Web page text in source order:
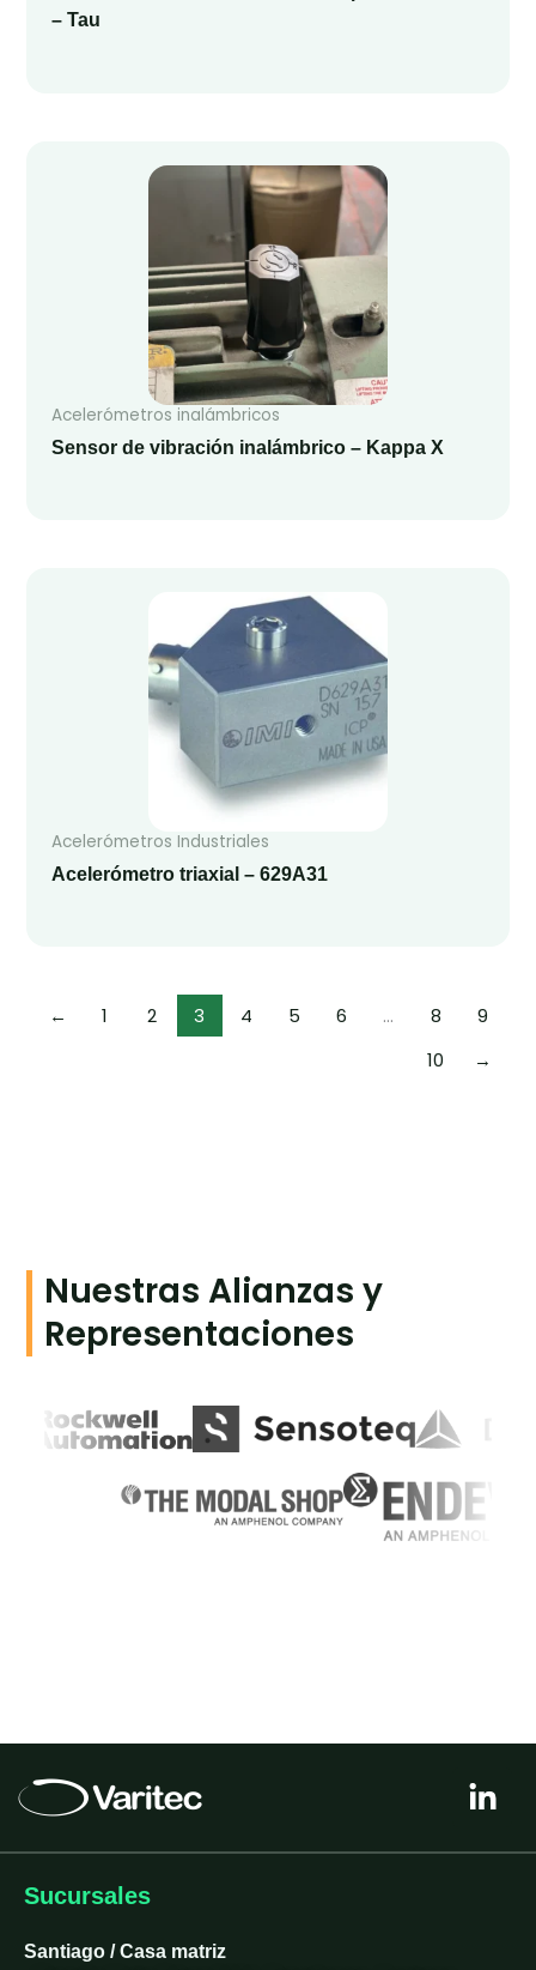
– Tau
Acelerómetros inalámbricos
Sensor de vibración inalámbrico – Kappa X
Acelerómetros Industriales
Acelerómetro triaxial – 629A31
← 1 2 3 4 5 6 … 8
9
10
→
Nuestras Alianzas y
Representaciones
i
k
Sucursales
Santiago / Casa matriz